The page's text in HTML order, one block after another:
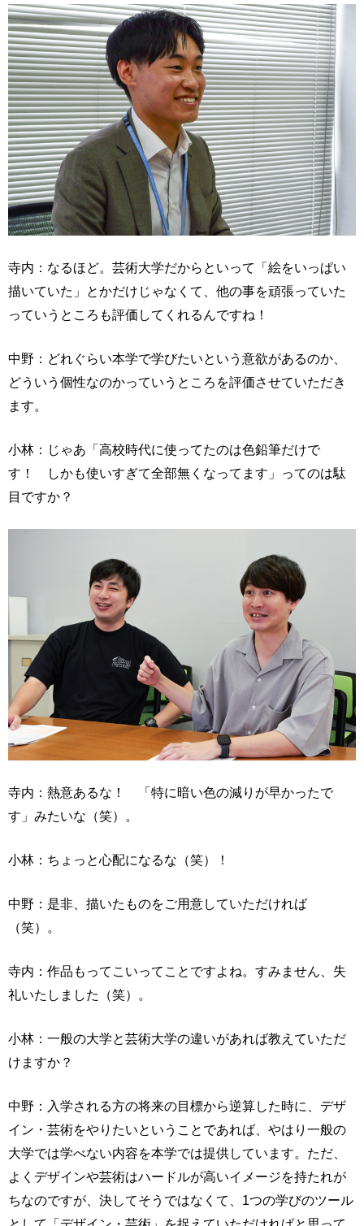
寺内：なるほど。芸術大学だからといって「絵をいっぱい
描いていた」とかだけじゃなくて、他の事を頑張っていた
っていうところも評価してくれるんですね！
中野：どれぐらい本学で学びたいという意欲があるのか、
どういう個性なのかっていうところを評価させていただき
ます。
小林：じゃあ「高校時代に使ってたのは色鉛筆だけで
す！ しかも使いすぎて全部無くなってます」ってのは駄
目ですか？
寺内：熱意あるな！ 「特に暗い色の減りが早かったで
す」みたいな（笑）。
小林：ちょっと心配になるな（笑）！
中野：是非、描いたものをご用意していただければ
（笑）。
寺内：作品もってこいってことですよね。すみません、失
礼いたしました（笑）。
小林：一般の大学と芸術大学の違いがあれば教えていただ
けますか？
中野：入学される方の将来の目標から逆算した時に、デザ
イン・芸術をやりたいということであれば、やはり一般の
大学では学べない内容を本学では提供しています。ただ、
よくデザインや芸術はハードルが高いイメージを持たれが
ちなのですが、決してそうではなくて、1つの学びのツール